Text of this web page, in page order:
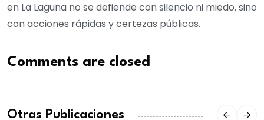
en La Laguna no se defiende con silencio ni miedo, sino
con acciones rápidas y certezas públicas.
Comments are closed
Otras Publicaciones